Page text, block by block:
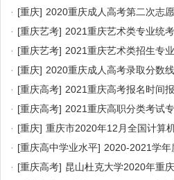
· [重庆] 2020重庆成人高考第二次志
· [重庆艺考] 2021重庆艺术类专业统
· [重庆艺考] 2021重庆艺术类招生专
· [重庆] 2020重庆成人高考录取分数
· [重庆高考] 2021重庆高考报名时间
· [重庆高考] 2021重庆高职分类考试
· [重庆] 重庆市2020年12月全国计算
· [重庆高中学业水平] 2020-2021学年
· [重庆高考] 昆山杜克大学2020年重